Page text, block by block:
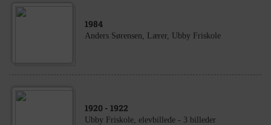
1984
Anders Sørensen, Lærer, Ubby Friskole
1920 - 1922
Ubby Friskole, elevbillede - 3 billeder